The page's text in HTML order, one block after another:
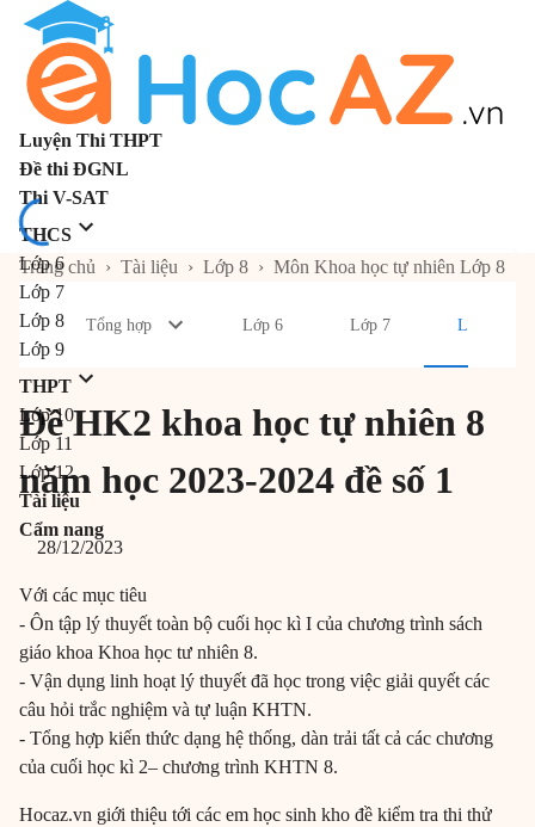
Luyện Thi THPT
Đề thi ĐGNL
Thi V-SAT
THCS
Lớp 6
Lớp 7
Lớp 8
Lớp 9
THPT
Lớp 10
Lớp 11
Lớp 12
Tài liệu
Cẩm nang
Trang chủ › Tài liệu › Lớp 8 › Môn Khoa học tự nhiên Lớp 8
Tổng hợp Lớp 6 Lớp 7 Lớp 8
Đề HK2 khoa học tự nhiên 8
năm học 2023-2024 đề số 1
28/12/2023
Với các mục tiêu
- Ôn tập lý thuyết toàn bộ cuối học kì I của chương trình sách
giáo khoa Khoa học tư nhiên 8.
- Vận dụng linh hoạt lý thuyết đã học trong việc giải quyết các
câu hỏi trắc nghiệm và tự luận KHTN.
- Tổng hợp kiến thức dạng hệ thống, dàn trải tất cả các chương
của cuối học kì 2– chương trình KHTN 8.
Hocaz.vn giới thiệu tới các em học sinh kho đề kiểm tra thi thử